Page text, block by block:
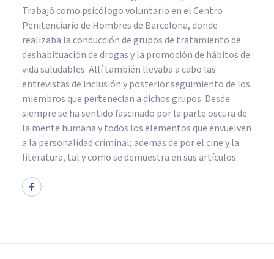
Trabajó como psicólogo voluntario en el Centro
Penitenciario de Hombres de Barcelona, donde
realizaba la conducción de grupos de tratamiento de
deshabituación de drogas y la promoción de hábitos de
vida saludables. Allí también llevaba a cabo las
entrevistas de inclusión y posterior seguimiento de los
miembros que pertenecían a dichos grupos. Desde
siempre se ha sentido fascinado por la parte oscura de
la mente humana y todos los elementos que envuelven
a la personalidad criminal; además de por el cine y la
literatura, tal y como se demuestra en sus artículos.